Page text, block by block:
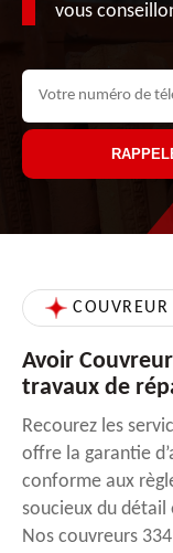
vous
Avoir
travaux de
Recourez les
offre la garantie
conforme aux
soucieux du
Nos couvreurs